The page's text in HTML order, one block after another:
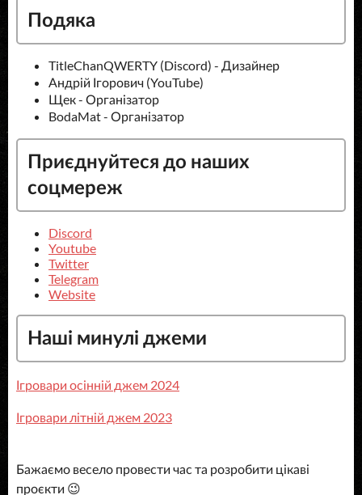
Подяка
TitleChanQWERTY (Discord) - Дизайнер
Андрій Ігорович (YouTube)
Щек - Організатор
BodaMat - Організатор
Приєднуйтеся до наших
соцмереж
Discord
Youtube
Twitter
Telegram
Website
Наші минулі джеми
Ігровари осінній джем 2024
Ігровари літній джем 2023
Бажаємо весело провести час та розробити цікаві
проєкти 😉